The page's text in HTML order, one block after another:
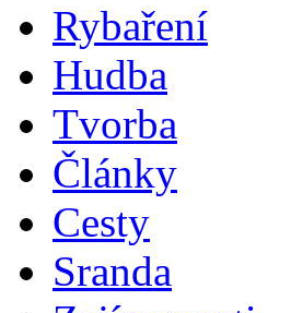
Rybaření
Hudba
Tvorba
Články
Cesty
Sranda